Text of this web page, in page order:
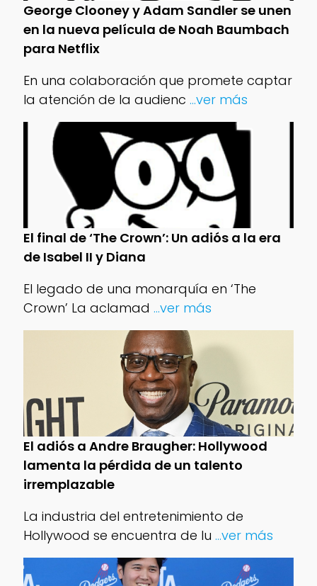
George Clooney y Adam Sandler se unen
en la nueva película de Noah Baumbach
para Netflix
En una colaboración que promete captar
la atención de la audienc ...ver más
El final de ‘The Crown’: Un adiós a la era
de Isabel II y Diana
El legado de una monarquía en ‘The
Crown’ La aclamad ...ver más
El adiós a Andre Braugher: Hollywood
lamenta la pérdida de un talento
irremplazable
La industria del entretenimiento de
Hollywood se encuentra de lu ...ver más